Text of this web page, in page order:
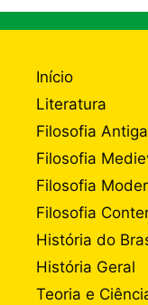
Início
Literatura
Filosofia Antiga
Filosofia
Filosofia
Filosofia
História do
História Geral
Teoria e